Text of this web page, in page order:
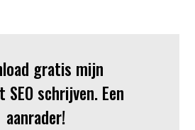
gratis mijn
schrijven. Een
aanrader!